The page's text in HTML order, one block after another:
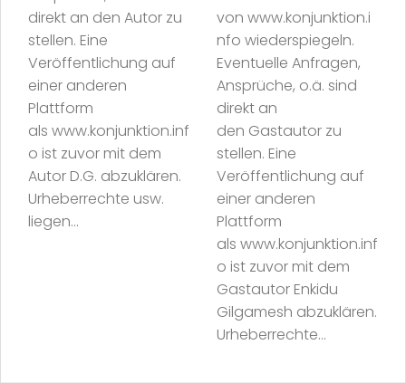
direkt an den Autor zu
stellen. Eine
Veröffentlichung auf
einer anderen
Plattform
als www.konjunktion.inf
o ist zuvor mit dem
Autor D.G. abzuklären.
Urheberrechte usw.
liegen...
von www.konjunktion.i
nfo wiederspiegeln.
Eventuelle Anfragen,
Ansprüche, o.ä. sind
direkt an
den Gastautor zu
stellen. Eine
Veröffentlichung auf
einer anderen
Plattform
als www.konjunktion.inf
o ist zuvor mit dem
Gastautor Enkidu
Gilgamesh abzuklären.
Urheberrechte...